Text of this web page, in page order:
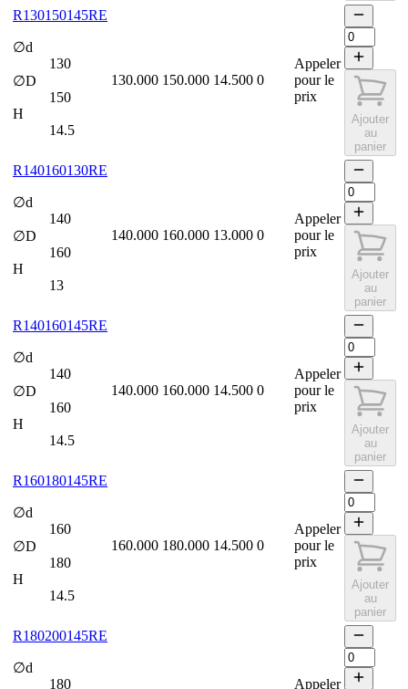
R130150145RE
∅d
130
∅D
150
H
14.5
130.000 150.000 14.500 0
Appeler
pour le
prix
Ajouter
au
panier
R140160130RE
∅d
140
∅D
160
H
13
140.000 160.000 13.000 0
Appeler
pour le
prix
Ajouter
au
panier
R140160145RE
∅d
140
∅D
160
H
14.5
140.000 160.000 14.500 0
Appeler
pour le
prix
Ajouter
au
panier
R160180145RE
∅d
160
∅D
180
H
14.5
160.000 180.000 14.500 0
Appeler
pour le
prix
Ajouter
au
panier
R180200145RE
∅d
180
Appeler